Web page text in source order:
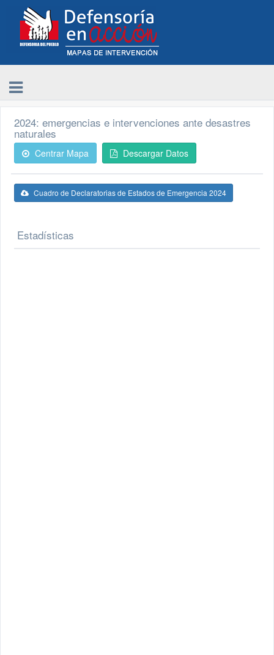
2024: emergencias e intervenciones ante desastres
naturales
Centrar Mapa Descargar Datos
Cuadro de Declaratorias de Estados de Emergencia 2024
Estadísticas